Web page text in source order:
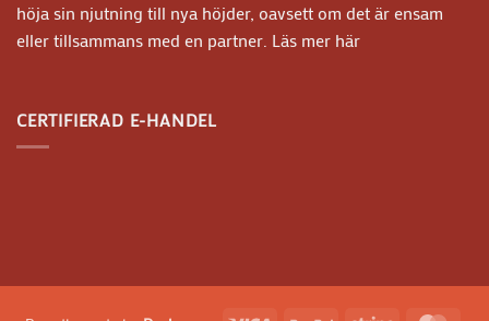
höja sin njutning till nya höjder, oavsett om det är ensam
eller tillsammans med en partner. Läs mer här
CERTIFIERAD E-HANDEL